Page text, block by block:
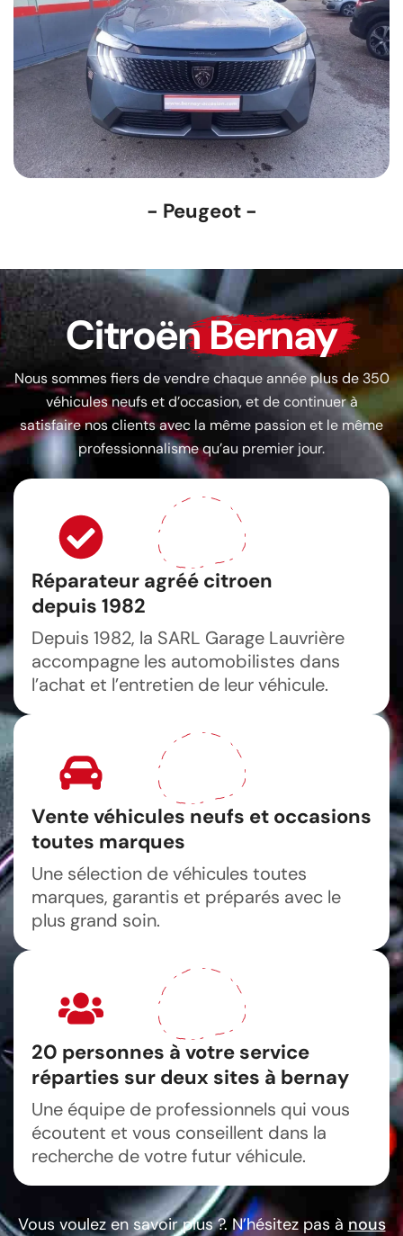
- Peugeot -
CitroënBernay
Nous sommes fiers de vendre chaque année plus de 350
véhicules neufs et d’occasion, et de continuer à
satisfaire nos clients avec la même passion et le même
professionnalisme qu’au premier jour.
Réparateur agréé citroen
depuis 1982
Depuis 1982, la SARL Garage Lauvrière
accompagne les automobilistes dans
l’achat et l’entretien de leur véhicule.
Vente véhicules neufs et occasions
toutes marques
Une sélection de véhicules toutes
marques, garantis et préparés avec le
plus grand soin.
20 personnes à votre service
réparties sur deux sites à bernay
Une équipe de professionnels qui vous
écoutent et vous conseillent dans la
recherche de votre futur véhicule.
Vous voulez en savoir plus ?. N’hésitez pas à nous